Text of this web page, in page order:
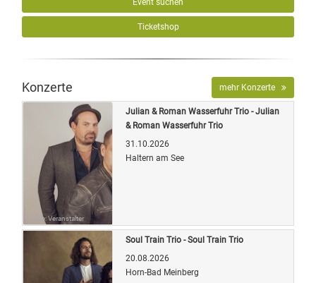
Ticketshop
Konzerte mehr Konzerte
Quelle: Veranstalter
Julian & Roman Wasserfuhr Trio - Julian
& Roman Wasserfuhr Trio
31.10.2026
Haltern am See
Soul Train Trio - Soul Train Trio
20.08.2026
Horn-Bad Meinberg